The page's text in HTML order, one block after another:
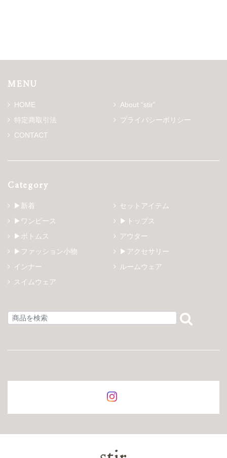
MENU
HOME
About “stir”
特定商取引法
プライバシーポリシー
CONTACT
Category
▶新着
セットアイテム
▶ワンピース
▶トップス
▶ボトムス
アウター
▶ファッション小物
▶アクセサリー
インナー
ルームウェア
スイムウェア